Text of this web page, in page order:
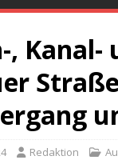
, Kanal-
Redaktion